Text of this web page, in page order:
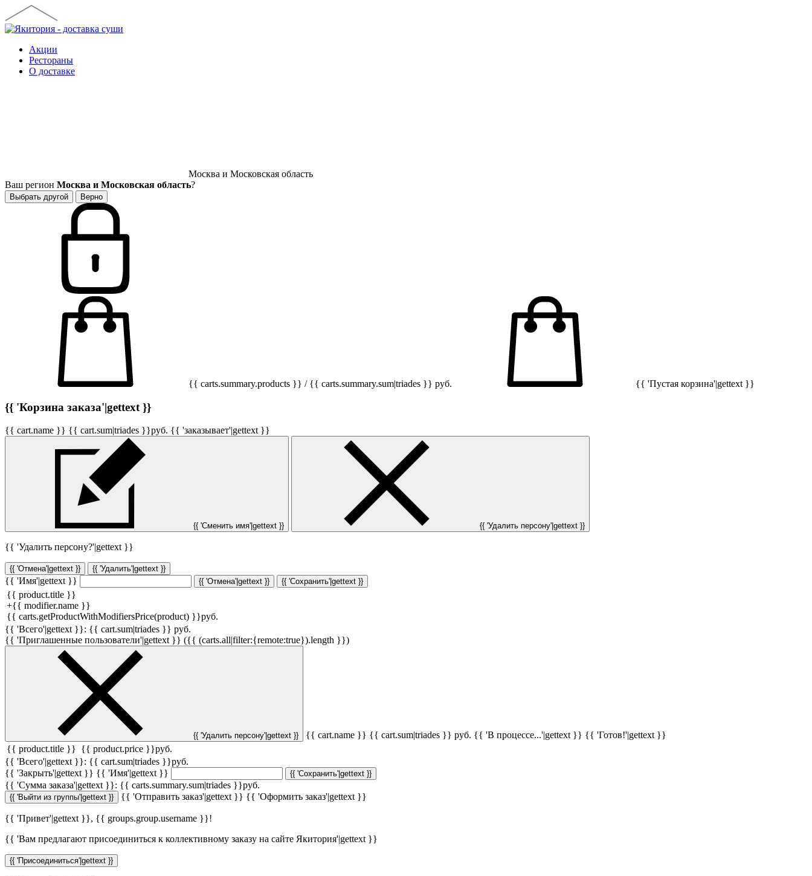
Акции
Рестораны
О доставке
Москва и Московская область
Ваш регион Москва и Московская область?
Выбрать другой Верно
{{ carts.summary.products }} / {{ carts.summary.sum|triades }} руб. {{ 'Пустая корзина'|gettext }}
{{ 'Корзина заказа'|gettext }}
{{ cart.name }} {{ cart.sum|triades }}руб. {{ 'заказывает'|gettext }}
{{ 'Сменить имя'|gettext }} {{ 'Удалить персону'|gettext }}
{{ 'Удалить персону?'|gettext }}
{{ 'Отмена'|gettext }} {{ 'Удалить'|gettext }}
{{ 'Имя'|gettext }} {{ 'Отмена'|gettext }} {{ 'Сохранить'|gettext }}
{{ product.title }}
+{{ modifier.name }}
{{ carts.getProductWithModifiersPrice(product) }}руб.
{{ 'Всего'|gettext }}: {{ cart.sum|triades }} руб.
{{ 'Приглашенные пользователи'|gettext }} ({{ (carts.all|filter:{remote:true}).length }})
{{ 'Удалить персону'|gettext }} {{ cart.name }} {{ cart.sum|triades }} руб. {{ 'В процессе...'|gettext }} {{ 'Готов!'|gettext }}
{{ product.title }} {{ product.price }}руб.
{{ 'Всего'|gettext }}: {{ cart.sum|triades }}руб.
{{ 'Закрыть'|gettext }} {{ 'Имя'|gettext }} {{ 'Сохранить'|gettext }}
{{ 'Cумма заказа'|gettext }}: {{ carts.summary.sum|triades }}руб.
{{ 'Выйти из группы'|gettext }} {{ 'Отправить заказ'|gettext }} {{ 'Оформить заказ'|gettext }}
{{ 'Привет'|gettext }}, {{ groups.group.username }}!
{{ 'Вам предлагают присоединиться к коллективному заказу на сайте Якитория'|gettext }}
{{ 'Присоединиться'|gettext }}